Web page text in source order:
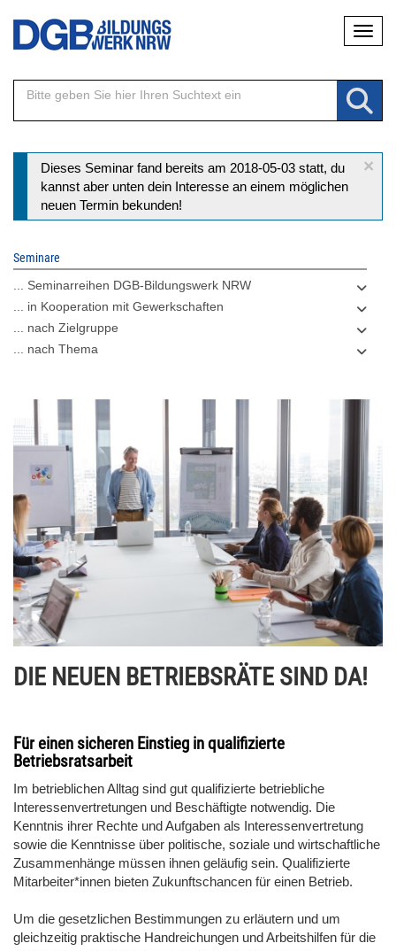
Direkt
Inhalt
×
Statusmeldung
Dieses Seminar fand bereits am 2018-05-03 statt, du
kannst aber unten dein Interesse an einem möglichen
neuen Termin bekunden!
Seminare
... Seminarreihen DGB-Bildungswerk NRW
... in Kooperation mit Gewerkschaften
... nach Zielgruppe
... nach Thema
DIE NEUEN BETRIEBSRÄTE SIND DA!
Für einen sicheren Einstieg in qualifizierte
Betriebsratsarbeit
Im betrieblichen Alltag sind gut qualifizierte betriebliche
Interessenvertretungen und Beschäftigte notwendig. Die
Kenntnis ihrer Rechte und Aufgaben als Interessenvertretung
sowie die Kenntnisse über politische, soziale und wirtschaftliche
Zusammenhänge müssen ihnen geläufig sein. Qualifizierte
Mitarbeiter*innen bieten Zukunftschancen für einen Betrieb.
Um die gesetzlichen Bestimmungen zu erläutern und um
gleichzeitig praktische Handreichungen und Arbeitshilfen für die